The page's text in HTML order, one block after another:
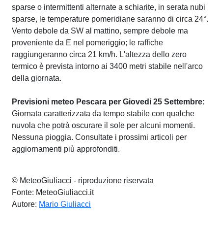
sparse o intermittenti alternate a schiarite, in serata nubi
sparse, le temperature pomeridiane saranno di circa 24°.
Vento debole da SW al mattino, sempre debole ma
proveniente da E nel pomeriggio; le raffiche
raggiungeranno circa 21 km/h. L'altezza dello zero
termico è prevista intorno ai 3400 metri stabile nell'arco
della giornata.
Previsioni meteo Pescara per Giovedi 25 Settembre:
Giornata caratterizzata da tempo stabile con qualche
nuvola che potrà oscurare il sole per alcuni momenti.
Nessuna pioggia. Consultate i prossimi articoli per
aggiornamenti più approfonditi.
© MeteoGiuliacci - riproduzione riservata
Fonte: MeteoGiuliacci.it
Autore: Mario Giuliacci